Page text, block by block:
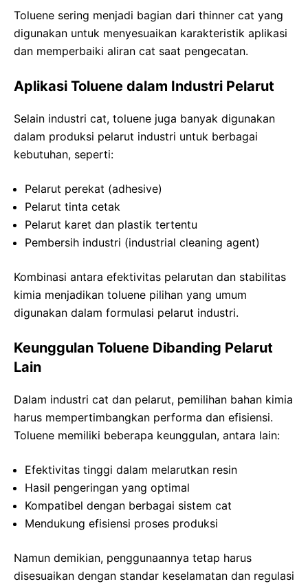
Toluene sering menjadi bagian dari thinner cat yang
digunakan untuk menyesuaikan karakteristik aplikasi
dan memperbaiki aliran cat saat pengecatan.
Aplikasi Toluene dalam Industri Pelarut
Selain industri cat, toluene juga banyak digunakan
dalam produksi pelarut industri untuk berbagai
kebutuhan, seperti:
Pelarut perekat (adhesive)
Pelarut tinta cetak
Pelarut karet dan plastik tertentu
Pembersih industri (industrial cleaning agent)
Kombinasi antara efektivitas pelarutan dan stabilitas
kimia menjadikan toluene pilihan yang umum
digunakan dalam formulasi pelarut industri.
Keunggulan Toluene Dibanding Pelarut
Lain
Dalam industri cat dan pelarut, pemilihan bahan kimia
harus mempertimbangkan performa dan efisiensi.
Toluene memiliki beberapa keunggulan, antara lain:
Efektivitas tinggi dalam melarutkan resin
Hasil pengeringan yang optimal
Kompatibel dengan berbagai sistem cat
Mendukung efisiensi proses produksi
Namun demikian, penggunaannya tetap harus
disesuaikan dengan standar keselamatan dan regulasi